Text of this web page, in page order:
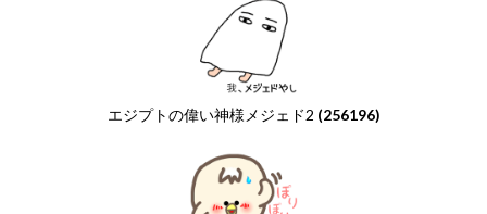
エジプトの偉い神様メジェド2 (256196)